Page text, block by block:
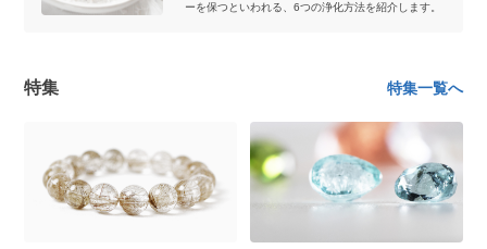
ーを保つといわれる、6つの浄化方法を紹介します。
特集 特集一覧へ